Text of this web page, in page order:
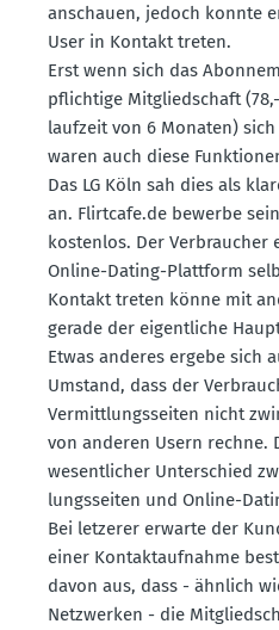
anschauen, jedoch konnte
User in Kontakt treten.
Erst wenn sich das
pflichtige Mitglied­schaft
laufzeit von 6 Monaten)
waren auch diese
Das LG Köln sah dies als
an. Flirtcafe.​de bewerbe
kostenlos. Der Verbraucher
Online-Dating-Plattform
Kontakt treten könne mit
gerade der eigent­liche
Etwas anderes ergebe sich
Umstand, dass der
Vermitt­lungs­seiten nicht
von anderen Usern rechne.
wesent­licher Unter­schied
lungs­seiten und Online-
Bei letzerer erwarte der
einer Kontakt­auf­nahme
davon aus, dass - ähnlich
Netzwerken - die